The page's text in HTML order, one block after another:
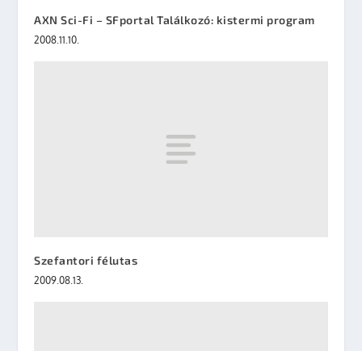
AXN Sci-Fi – SFportal Találkozó: kistermi program
2008.11.10.
Szefantori félutas
2009.08.13.